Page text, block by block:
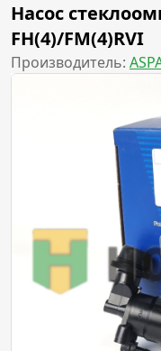
Насос
FH(4)/FM(4)RVI
Производитель: